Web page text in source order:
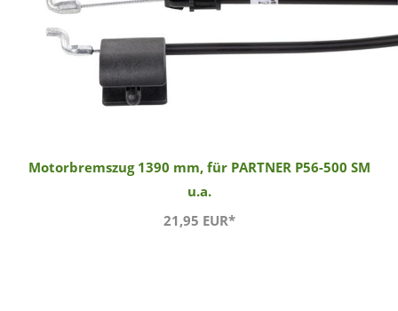
Motorbremszug 1390 mm, für PARTNER P56-500 SM
u.a.
21,95 EUR*